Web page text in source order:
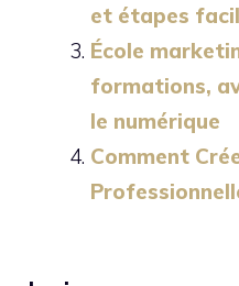
et étapes
École
formations,
le numérique
Comment